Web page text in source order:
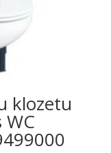
klozetu
WC